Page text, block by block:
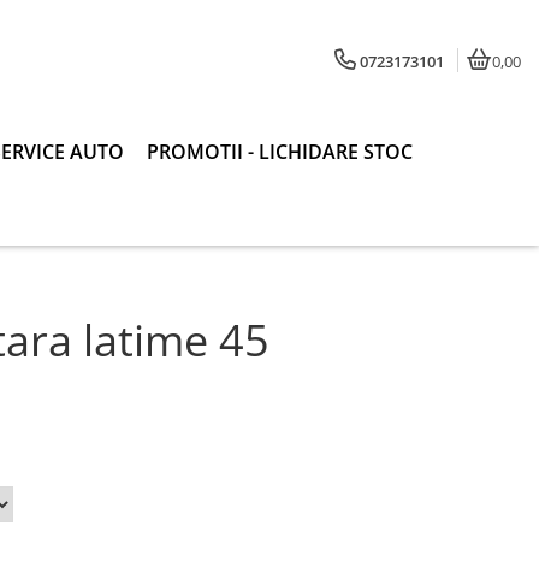
0723173101 0,00
AUTO PROMOTII - LICHIDARE STOC
latime 45